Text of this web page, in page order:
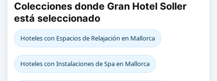
Colecciones donde Gran Hotel Soller
está seleccionado
Hoteles con Espacios de Relajación en Mallorca
Hoteles con Instalaciones de Spa en Mallorca